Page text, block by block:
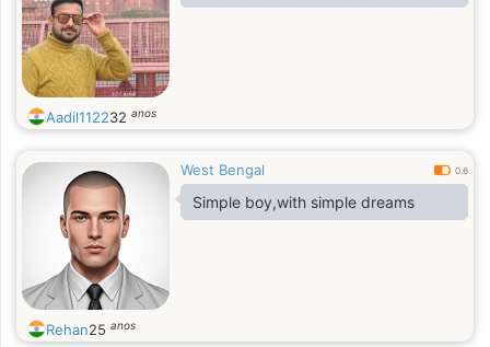
Aadil112232 anos
West Bengal 0.6
Simple boy,with simple dreams
Rehan25 anos